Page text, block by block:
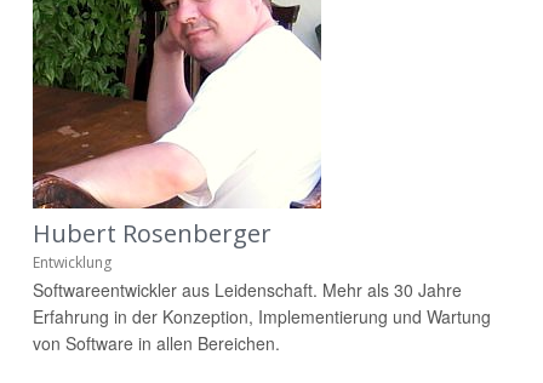
Hubert Rosenberger
Entwicklung
Softwareentwickler aus Leidenschaft. Mehr als 30 Jahre
Erfahrung in der Konzeption, Implementierung und Wartung
von Software in allen Bereichen.